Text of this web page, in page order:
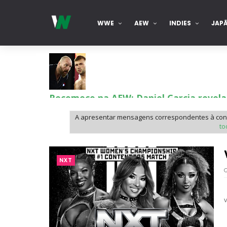
WWE AEW INDIES
Recomeço na AEW: Daniel Garcia
SCSA867-Aug 07 2026
Drama no SummerSlam 2026: WWE
SCSA867-Aug 07 2026
WWE: Nikki Bella não quer continuar
SCSA867-Aug 07 2026
A apresentar mensagens correspondentes à
NXT